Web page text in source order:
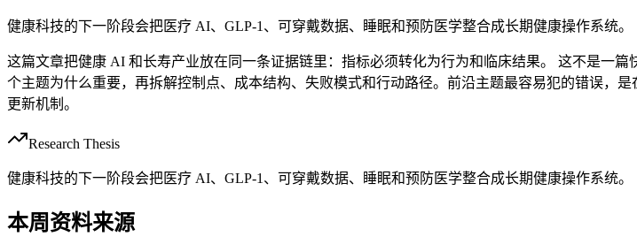
健康科技的下一阶段会把医疗 AI、GLP-1、可穿戴数据、睡眠和预防医学整合成长期健康操作系统。
这篇文章把健康 AI 和长寿产业放在同一条证据链里：指标必须转化为行为和临床结果。 这不是一
个主题为什么重要，再拆解控制点、成本结构、失败模式和行动路径。前沿主题最容易犯的错误，
更新机制。
Research Thesis
健康科技的下一阶段会把医疗 AI、GLP-1、可穿戴数据、睡眠和预防医学整合成长期健康操作系统。
本周资料来源